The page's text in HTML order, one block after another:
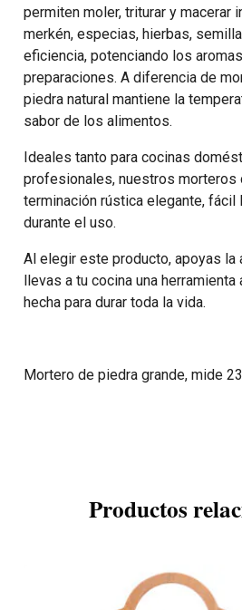
permiten moler, triturar y macerar
merkén, especias, hierbas,
eficiencia, potenciando los
preparaciones. A diferencia de
piedra natural mantiene la
sabor de los alimentos.
Ideales tanto para cocinas
profesionales, nuestros morteros
terminación rústica elegante,
durante el uso.
Al elegir este producto, apoyas la
llevas a tu cocina una
hecha para durar toda la vida.
Mortero de piedra grande, mide
Productos